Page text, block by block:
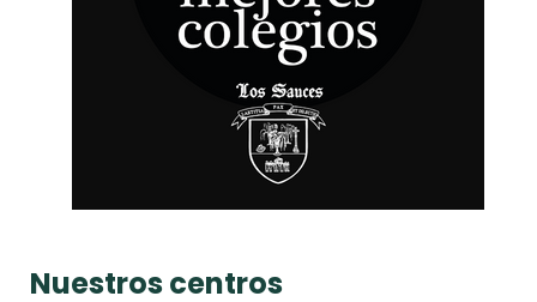
Nuestros centros